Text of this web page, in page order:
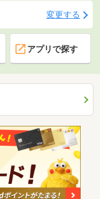
変更する
アプリで探す